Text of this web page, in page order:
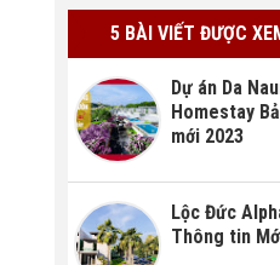
5 BÀI VIẾT ĐƯỢC
Dự án Da
Homestay
mới 2023
Lộc Đức
Thông tin